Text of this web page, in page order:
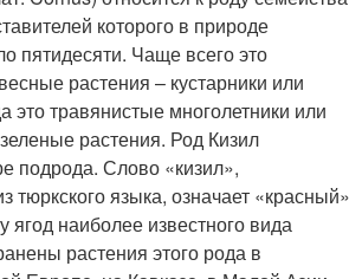
которого в природе
пятидесяти. Чаще всего это
растения – кустарники или
это травянистые многолетники или
растения. Род Кизил
подрода. Слово «кизил»,
тюркского языка, означает «красный»
ягод наиболее известного вида
растения этого рода в